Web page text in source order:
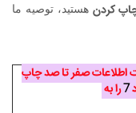
کردن هستید، توصیه ما
اطلاعات صفر تا صد چاپ
7را به